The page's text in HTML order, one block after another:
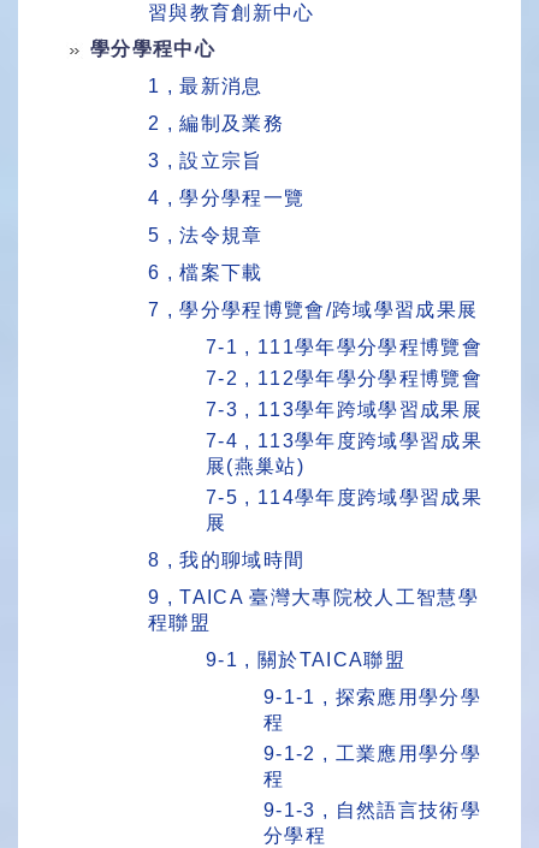
習與教育創新中心
學分學程中心
1 , 最新消息
2 , 編制及業務
3 , 設立宗旨
4 , 學分學程一覽
5 , 法令規章
6 , 檔案下載
7 , 學分學程博覽會/跨域學習成果展
7-1 , 111學年學分學程博覽會
7-2 , 112學年學分學程博覽會
7-3 , 113學年跨域學習成果展
7-4 , 113學年度跨域學習成果
展(燕巢站)
7-5 , 114學年度跨域學習成果
展
8 , 我的聊域時間
9 , TAICA 臺灣大專院校人工智慧學
程聯盟
9-1 , 關於TAICA聯盟
9-1-1 , 探索應用學分學
程
9-1-2 , 工業應用學分學
程
9-1-3 , 自然語言技術學
分學程